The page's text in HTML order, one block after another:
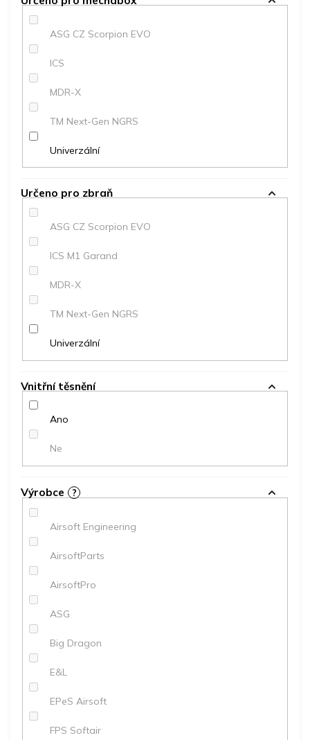
ASG CZ Scorpion EVO
ICS
MDR-X
TM Next-Gen NGRS
Univerzální
Určeno pro zbraň
ASG CZ Scorpion EVO
ICS M1 Garand
MDR-X
TM Next-Gen NGRS
Univerzální
Vnitřní těsnění
Ano
Ne
Výrobce ?
Airsoft Engineering
AirsoftParts
AirsoftPro
ASG
Big Dragon
E&L
EPeS Airsoft
FPS Softair